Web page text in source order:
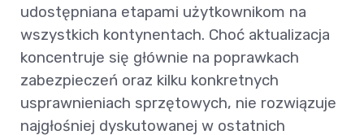
udostępniana etapami użytkownikom na
wszystkich kontynentach. Choć aktualizacja
koncentruje się głównie na poprawkach
zabezpieczeń oraz kilku konkretnych
usprawnieniach sprzętowych, nie rozwiązuje
najgłośniej dyskutowanej w ostatnich